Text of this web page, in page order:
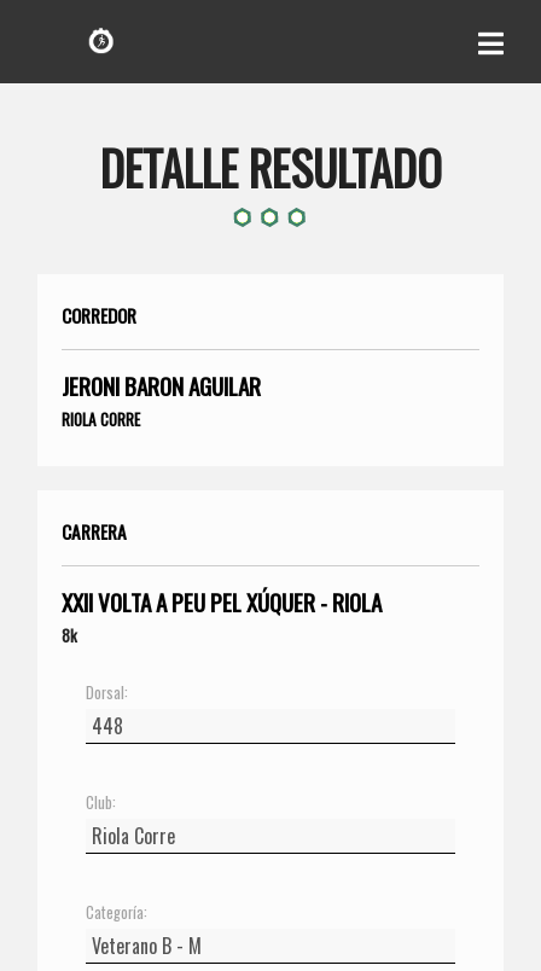
DETALLE RESULTADO
CORREDOR
JERONI BARON AGUILAR
RIOLA CORRE
CARRERA
XXII VOLTA A PEU PEL XÚQUER - RIOLA
8k
Dorsal:
Club:
Categoría: